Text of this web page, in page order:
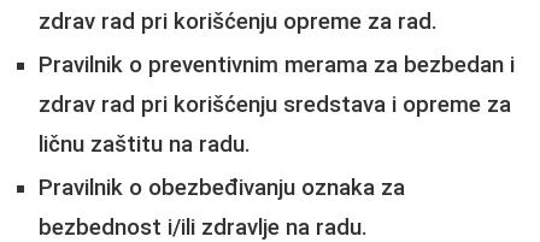
zdrav rad pri korišćenju opreme za rad.
Pravilnik o preventivnim merama za bezbedan i
zdrav rad pri korišćenju sredstava i opreme za
ličnu zaštitu na radu.
Pravilnik o obezbeđivanju oznaka za
bezbednost i/ili zdravlje na radu.